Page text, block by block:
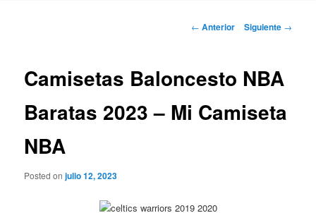
Navegación
← Anterior Siguiente →
Camisetas Baloncesto NBA
Baratas 2023 – Mi Camiseta
NBA
Posted onjulio 12, 2023